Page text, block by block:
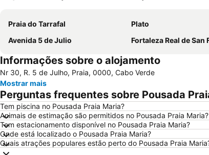
Praia do Tarrafal Plato
Avenida 5 de Julio
Fortaleza Real de San
Informações sobre o alojamento
Nr 30, R. 5 de Julho, Praia, 0000, Cabo Verde
Mostrar mais
Perguntas frequentes sobre Pousada
Tem piscina no Pousada Praia Maria?
Animais de estimação são permitidos no Pousada Praia Maria?
Tem estacionamento disponível no Pousada Praia Maria?
Onde está localizado o Pousada Praia Maria?
Quais atrações populares estão perto do Pousada Praia